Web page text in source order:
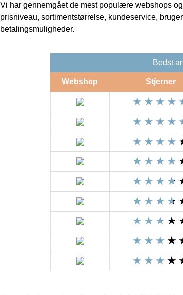
Vi har gennemgået de mest populære webshops
prisniveau, sortimentstørrelse, kundeservice,
betalingsmuligheder.
Bedst
Webshop Stjerner